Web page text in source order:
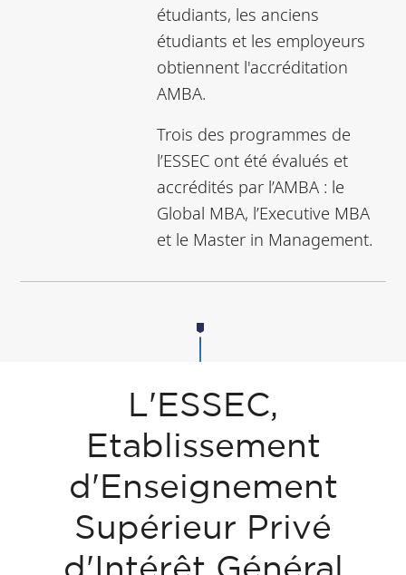
étudiants, les anciens
étudiants et les employeurs
obtiennent l'accréditation
AMBA.
Trois des programmes de
l’ESSEC ont été évalués et
accrédités par l’AMBA : le
Global MBA, l’Executive MBA
et le Master in Management.
L'ESSEC,
Etablissement
d'Enseignement
Supérieur Privé